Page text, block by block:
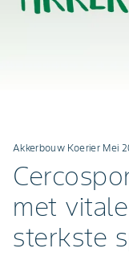
Akkerbouw Koerier Mei
met
sterkste